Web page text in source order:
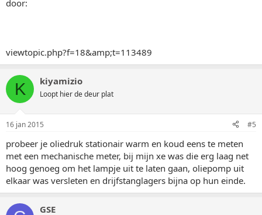
door:
viewtopic.php?f=18&amp;t=113489
K kiyamizio
Loopt hier de deur plat
16 jan 2015 #5
probeer je oliedruk stationair warm en koud eens te meten
met een mechanische meter, bij mijn xe was die erg laag net
hoog genoeg om het lampje uit te laten gaan, oliepomp uit
elkaar was versleten en drijfstanglagers bijna op hun einde.
GSE